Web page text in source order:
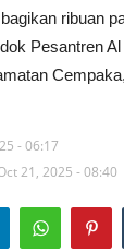
ribuan
Pesantren
- 06:17
21, 2025 - 08:40